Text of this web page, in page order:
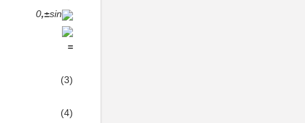
0,±sin
=
(3)